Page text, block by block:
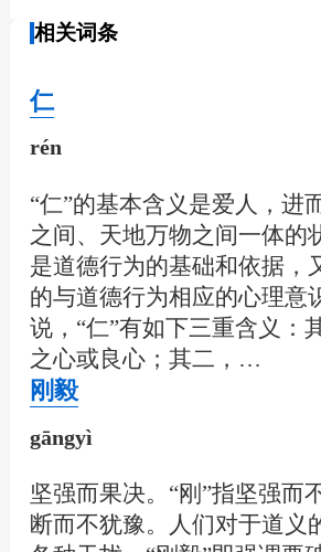
相关词条
仁
rén
“仁”的基本含义是爱人，进
之间、天地万物之间一体的
是道德行为的基础和依据，
的与道德行为相应的心理意
说，“仁”有如下三重含义：
之心或良心；其二，…
刚毅
gāngyì
坚强而果决。“刚”指坚强而
断而不犹豫。人们对于道义